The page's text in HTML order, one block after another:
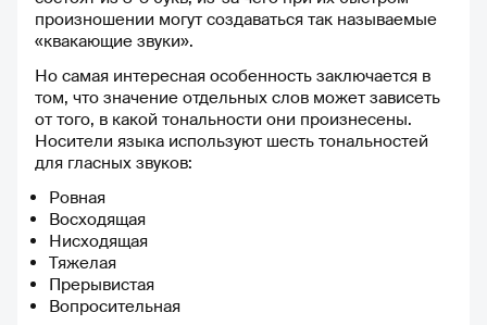
произношении могут создаваться так называемые
«квакающие звуки».
Но самая интересная особенность заключается в
том, что значение отдельных слов может зависеть
от того, в какой тональности они произнесены.
Носители языка используют шесть тональностей
для гласных звуков:
Ровная
Восходящая
Нисходящая
Тяжелая
Прерывистая
Вопросительная